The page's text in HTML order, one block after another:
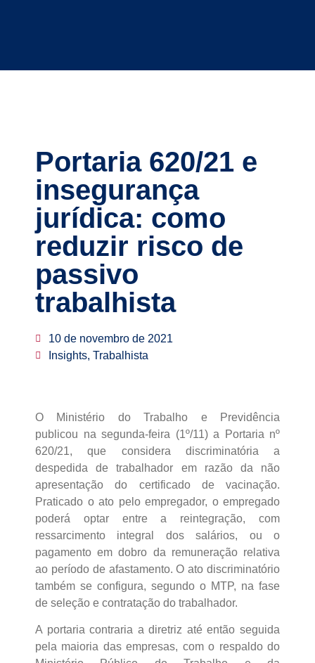
Portaria 620/21 e
insegurança
jurídica: como
reduzir risco de
passivo
trabalhista
10 de novembro de 2021
Insights, Trabalhista
O Ministério do Trabalho e Previdência
publicou na segunda-feira (1º/11) a Portaria nº
620/21, que considera discriminatória a
despedida de trabalhador em razão da não
apresentação do certificado de vacinação.
Praticado o ato pelo empregador, o empregado
poderá optar entre a reintegração, com
ressarcimento integral dos salários, ou o
pagamento em dobro da remuneração relativa
ao período de afastamento. O ato discriminatório
também se configura, segundo o MTP, na fase
de seleção e contratação do trabalhador.
A portaria contraria a diretriz até então seguida
pela maioria das empresas, com o respaldo do